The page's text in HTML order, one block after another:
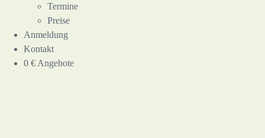
Termine
Preise
Anmeldung
Kontakt
0 € Angebote